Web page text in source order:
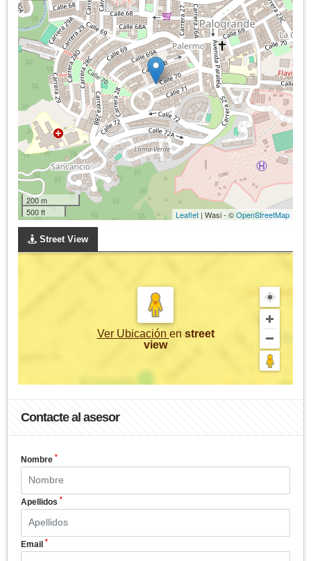
200 m
500 ft
Leaflet | Wasi - ©OpenStreetMap
Street View
Ver Ubicación en street
view
Contacte al asesor
Nombre *
Apellidos *
Email *